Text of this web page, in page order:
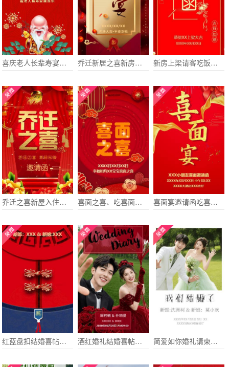
喜庆老人长辈寿宴祝寿生日长寿祝福请帖邀请 乔迁新居之喜新房子入伙请柬请帖邀请函 新房上梁请客吃饭邀请函祠堂上梁请柬请帖
乔迁之喜新屋入住请柬请帖企业店铺乔迁电子请柬 喜面之喜、吃喜面邀请函请柬请帖喜帖 喜面宴邀请函吃喜面请客请柬请帖
红蓝盘扣结婚喜帖电子请柬 酒红婚礼结婚喜帖电子请柬 简爱如你婚礼请柬结婚电子请柬